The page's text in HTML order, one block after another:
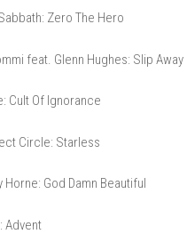
Zero The Hero
feat. Glenn Hughes: Slip Away
Cult Of Ignorance
Circle: Starless
Horne: God Damn Beautiful
Advent